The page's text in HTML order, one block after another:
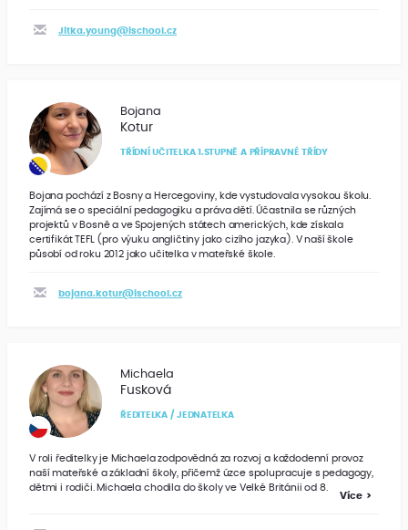
Jitka.young@ischool.cz
Bojana
Kotur
TŘÍDNÍ UČITELKA 1.STUPNĚ A PŘÍPRAVNÉ TŘÍDY
Bojana pochází z Bosny a Hercegoviny, kde vystudovala vysokou školu.
Zajímá se o speciální pedagogiku a práva dětí. Účastnila se různých
projektů v Bosně a ve Spojených státech amerických, kde získala
certifikát TEFL (pro výuku angličtiny jako cizího jazyka). V naší škole
působí od roku 2012 jako učitelka v mateřské škole.
bojana.kotur@ischool.cz
Michaela
Fusková
ŘEDITELKA / JEDNATELKA
V roli ředitelky je Michaela zodpovědná za rozvoj a každodenní provoz
naší mateřské a základní školy, přičemž úzce spolupracuje s pedagogy,
dětmi i rodiči. Michaela chodila do školy ve Velké Británii od 8.
Více